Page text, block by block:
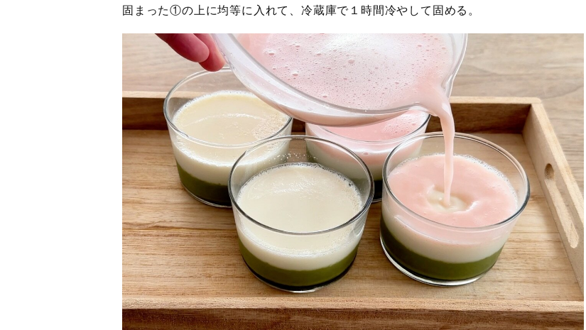
固まった①の上に均等に入れて、冷蔵庫で１時間冷やして固める。